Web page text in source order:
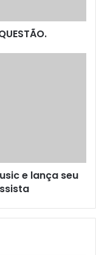
e lança seu